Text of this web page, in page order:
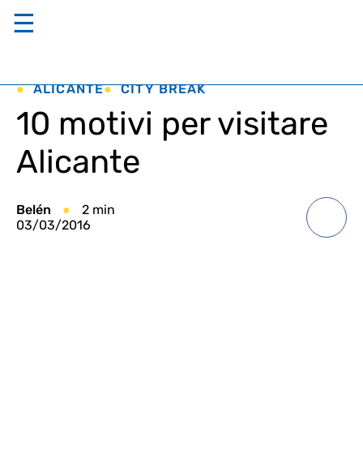
☰
ALICANTE CITY BREAK
10 motivi per visitare
Alicante
Belén
2 min
03/03/2016